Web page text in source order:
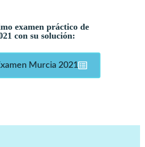
examen práctico de
con su solución:
Murcia 2021